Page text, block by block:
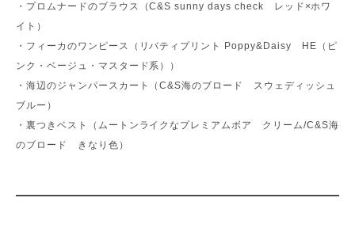
・プロムナードのブラウス（C&S sunny days check レッド×ホワ
イト）
・フィーカのワンピース（リバティプリント Poppy&Daisy HE（ピ
ンク・ベージュ・マスタード系））
・海辺のジャンパースカート（C&S海のブロード スウェディッシュ
ブルー）
・裏つきベスト（ムートンライクなプレミアムボア クリーム/C&S海
のブロード きなり色）